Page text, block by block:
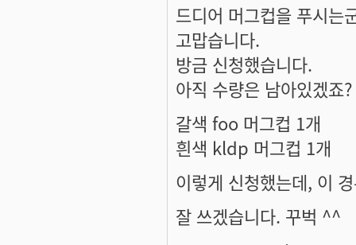
드디어 머그컵을 푸시는
고맙습니다.
방금 신청했습니다.
아직 수량은 남아있겠죠?
갈색 foo 머그컵 1개
흰색 kldp 머그컵 1개
이렇게 신청했는데, 이
잘 쓰겠습니다. 꾸벅 ^^